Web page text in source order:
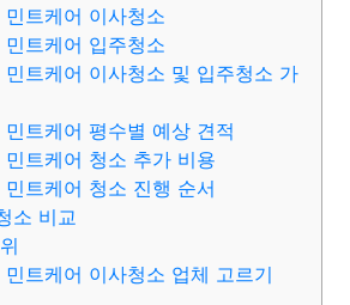
트케어 이사청소
트케어 입주청소
트케어 이사청소 및 입주청소 가
트케어 평수별 예상 견적
트케어 청소 추가 비용
트케어 청소 진행 순서
소 비교
트케어 이사청소 업체 고르기